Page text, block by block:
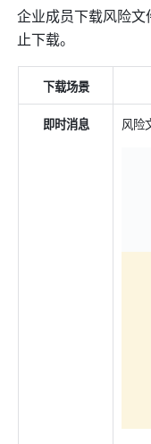
企业成员下载风险
止下载。
下载场景
即时消息 风险